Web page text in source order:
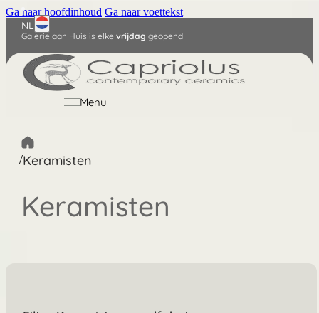
Ga naar hoofdinhoud Ga naar voettekst
Galerie aan Huis is elke vrijdag geopend
NL
English
Menu
/Keramisten
Keramisten